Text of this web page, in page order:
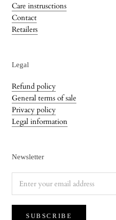
Care instrusctions
Contact
Retailers
Legal
Refund policy
General terms of sale
Privacy policy
Legal information
Newsletter
SUBSCRIBE